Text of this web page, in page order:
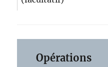
Opérations